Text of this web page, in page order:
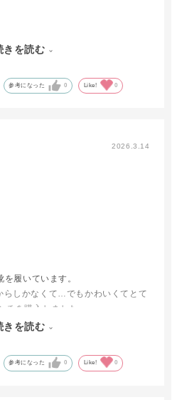
close
ないかなぁと。
かも！
きを読む
参考になった 0 Like! 0
2026.3.14
履いています。
らしかなくて…でもかわいくてとて
チを購入しました。
少し大きいですが 歩くのには難な
きを読む
参考になった 0 Like! 0